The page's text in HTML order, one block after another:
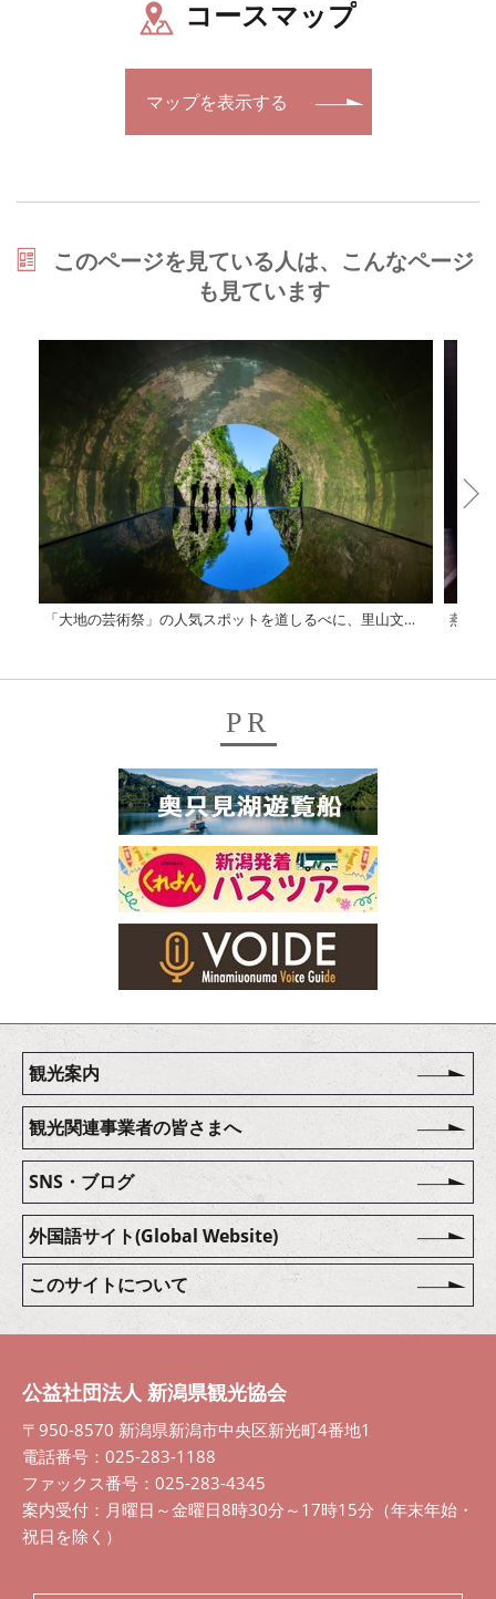
コースマップ
マップを表示する
このページを見ている人は、こんなページ
も見ています
「大地の芸術祭」の人気スポットを道しるべに、里山文化と美食を堪能する2日間 燕三
PR
観光案内
観光関連事業者の皆さまへ
SNS・ブログ
外国語サイト(Global Website)
このサイトについて
公益社団法人 新潟県観光協会
〒950-8570 新潟県新潟市中央区新光町4番地1
電話番号：025-283-1188
ファックス番号：025-283-4345
案内受付：月曜日～金曜日8時30分～17時15分（年末年始・
祝日を除く）